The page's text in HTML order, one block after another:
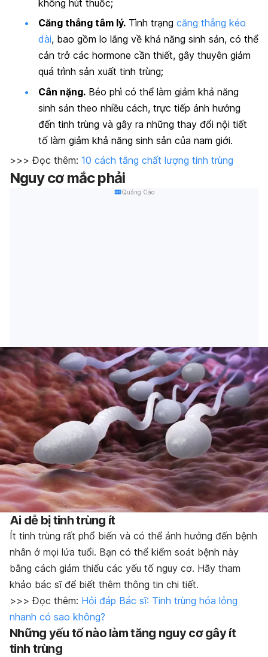
không hút thuốc;
Căng thẳng tâm lý. Tình trạng căng thẳng kéo
dài, bao gồm lo lắng về khả năng sinh sản, có thể
cản trở các hormone cần thiết, gây thuyên giảm
quá trình sản xuất tinh trùng;
Cân nặng. Béo phì có thể làm giảm khả năng
sinh sản theo nhiều cách, trực tiếp ảnh hưởng
đến tinh trùng và gây ra những thay đổi nội tiết
tố làm giảm khả năng sinh sản của nam giới.
>>> Đọc thêm: 10 cách tăng chất lượng tinh trùng
Nguy cơ mắc phải
Quảng Cáo
Ai dễ bị tinh trùng ít
Ít tinh trùng rất phổ biến và có thể ảnh hưởng đến bệnh
nhân ở mọi lứa tuổi. Bạn có thể kiểm soát bệnh này
bằng cách giảm thiểu các yếu tố nguy cơ. Hãy tham
khảo bác sĩ để biết thêm thông tin chi tiết.
>>> Đọc thêm: Hỏi đáp Bác sĩ: Tinh trùng hóa lỏng
nhanh có sao không?
Những yếu tố nào làm tăng nguy cơ gây ít
tinh trùng